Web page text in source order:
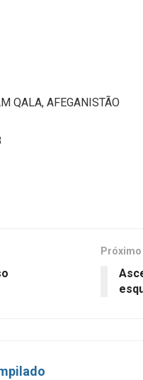
QALA, AFEGANISTÃO
Próximo